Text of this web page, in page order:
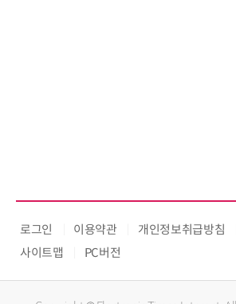
로그인 이용약관 개인정보취급방침
사이트맵
PC버전